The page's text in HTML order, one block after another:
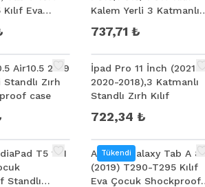
Eva
Kalem Yerli 3 Katmanlı
Kılıf/Shockproof
737,71 ₺
Air10.5 2019
Zırh
case
İpad Pro 11 İnch (2021-
2020-2018),3 Katmanlı
Standlı Zırh Kılıf
722,34 ₺
T5 10.1
Standlı
Tükendi
Ally SM Galaxy Tab A 8.0
(2019) T290-T295 Kılıf
Eva Çocuk Shockproof